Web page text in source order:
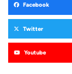
Facebook
Twitter
Youtube